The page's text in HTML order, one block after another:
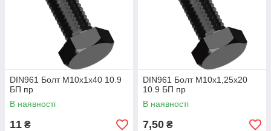
DIN961 Болт М10х1х40 10.9
БП пр
В наявності
11 ₴
DIN961 Болт М10х1,25х20
10.9 БП пр
В наявності
7,50 ₴